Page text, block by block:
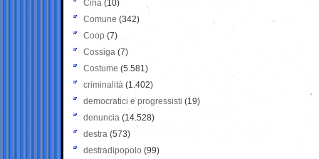
Cina (10)
Comune (342)
Coop (7)
Cossiga (7)
Costume (5.581)
criminalità (1.402)
democratici e progressisti (19)
denuncia (14.528)
destra (573)
destradipopolo (99)